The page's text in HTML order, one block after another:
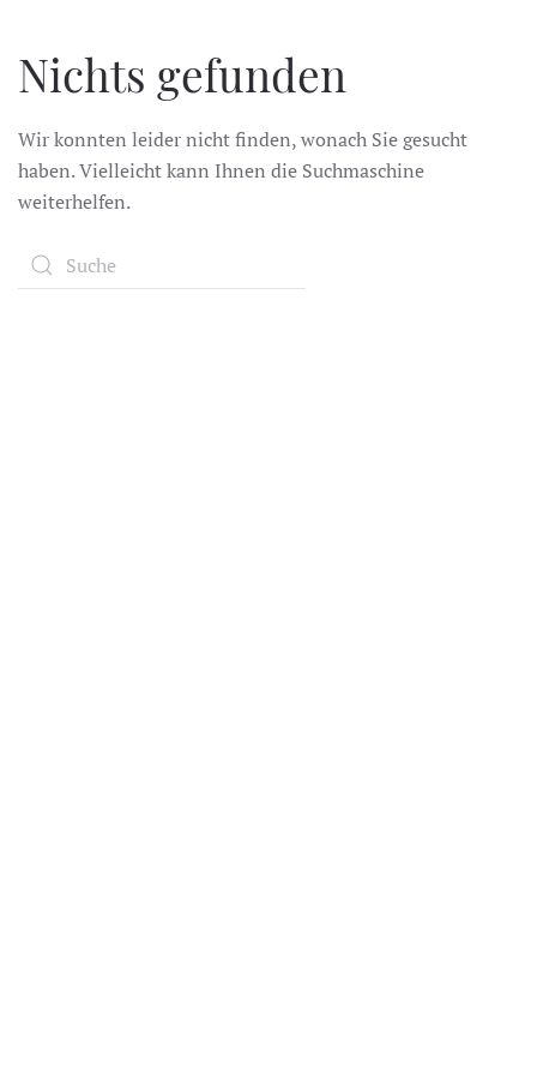
Zum Hauptinhalt springen
Nichts gefunden
Wir konnten leider nicht finden, wonach Sie gesucht
haben. Vielleicht kann Ihnen die Suchmaschine
weiterhelfen.